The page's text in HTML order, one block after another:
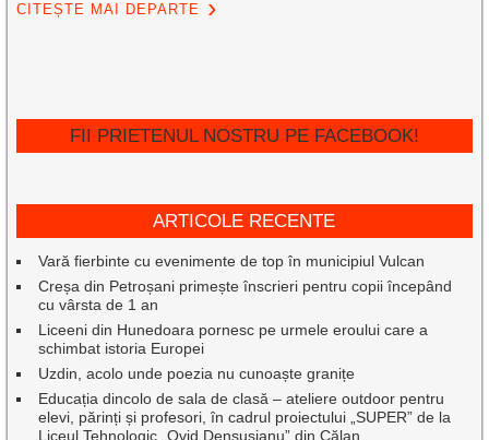
CITEȘTE MAI DEPARTE
FII PRIETENUL NOSTRU PE FACEBOOK!
ARTICOLE RECENTE
Vară fierbinte cu evenimente de top în municipiul Vulcan
Creșa din Petroșani primește înscrieri pentru copii începând
cu vârsta de 1 an
Liceeni din Hunedoara pornesc pe urmele eroului care a
schimbat istoria Europei
Uzdin, acolo unde poezia nu cunoaște granițe
Educația dincolo de sala de clasă – ateliere outdoor pentru
elevi, părinți și profesori, în cadrul proiectului „SUPER” de la
Liceul Tehnologic „Ovid Densușianu” din Călan